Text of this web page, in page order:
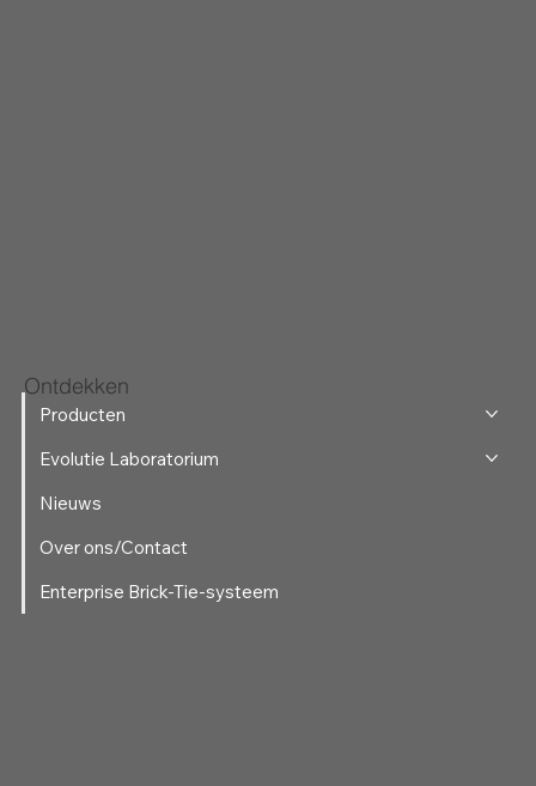
Ontdekken
Producten
Evolutie Laboratorium
Nieuws
Over ons/Contact
Enterprise Brick-Tie-systeem